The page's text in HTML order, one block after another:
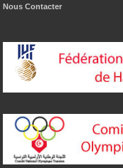
Nous Contacter